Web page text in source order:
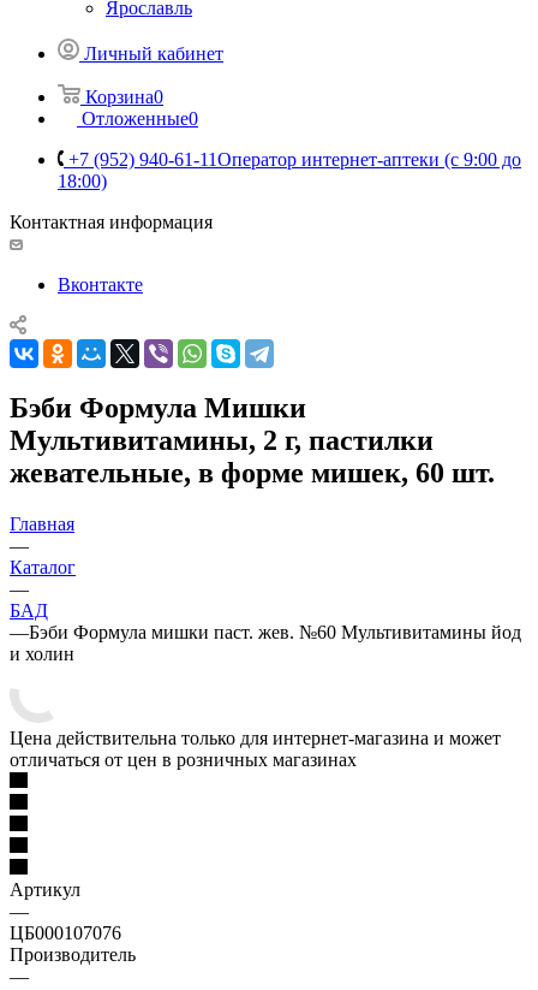
Ярославль
Личный кабинет
Корзина0
Отложенные0
+7 (952) 940-61-11Оператор интернет-аптеки (с 9:00 до
18:00)
Контактная информация
Вконтакте
Бэби Формула Мишки
Мультивитамины, 2 г, пастилки
жевательные, в форме мишек, 60 шт.
Главная
—
Каталог
—
БАД
—Бэби Формула мишки паст. жев. №60 Мультивитамины йод
и холин
Цена действительна только для интернет-магазина и может
отличаться от цен в розничных магазинах
Артикул
—
ЦБ000107076
Производитель
—